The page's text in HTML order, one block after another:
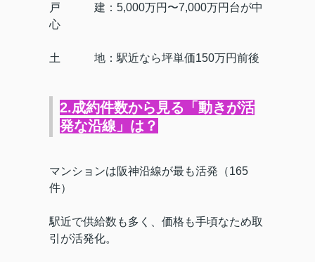
戸 建：5,000万円〜7,000万円台が中
心
土 地：駅近なら坪単価150万円前後
2.成約件数から見る「動きが活
発な沿線」は？
マンションは阪神沿線が最も活発（165
件）
駅近で供給数も多く、価格も手頃なため取
引が活発化。